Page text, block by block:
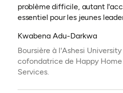
problème difficile, autant
essentiel pour les jeunes
Kwabena Adu-Darkwa
Boursière à l'Ashesi
cofondatrice de Happy
Services.